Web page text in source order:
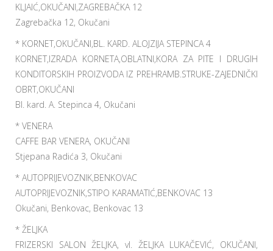
KLJAIĆ,OKUČANI,ZAGREBAČKA 12
Zagrebačka 12, Okučani
* KORNET,OKUČANI,BL. KARD. ALOJZIJA STEPINCA 4
KORNET,IZRADA KORNETA,OBLATNI,KORA ZA PITE I DRUGIH
KONDITORSKIH PROIZVODA IZ PREHRAMB.STRUKE-ZAJEDNIČKI
OBRT,OKUČANI
Bl. kard. A. Stepinca 4, Okučani
* VENERA
CAFFE BAR VENERA, OKUČANI
Stjepana Radića 3, Okučani
* AUTOPRIJEVOZNIK,BENKOVAC
AUTOPRIJEVOZNIK,STIPO KARAMATIĆ,BENKOVAC 13
Okučani, Benkovac, Benkovac 13
* ŽELJKA
FRIZERSKI SALON ŽELJKA, vl. ŽELJKA LUKAČEVIĆ, OKUČANI,